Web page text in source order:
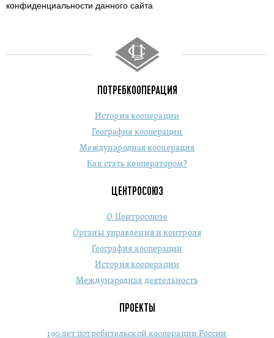
конфиденциальности данного сайта
ПОТРЕБКООПЕРАЦИЯ
История кооперации
География кооперации
Международная кооперация
Как стать кооператором?
ЦЕНТРОСОЮЗ
О Центросоюзе
Органы управления и контроля
География кооперации
История кооперации
Международная деятельность
ПРОЕКТЫ
190 лет потребительской кооперации России